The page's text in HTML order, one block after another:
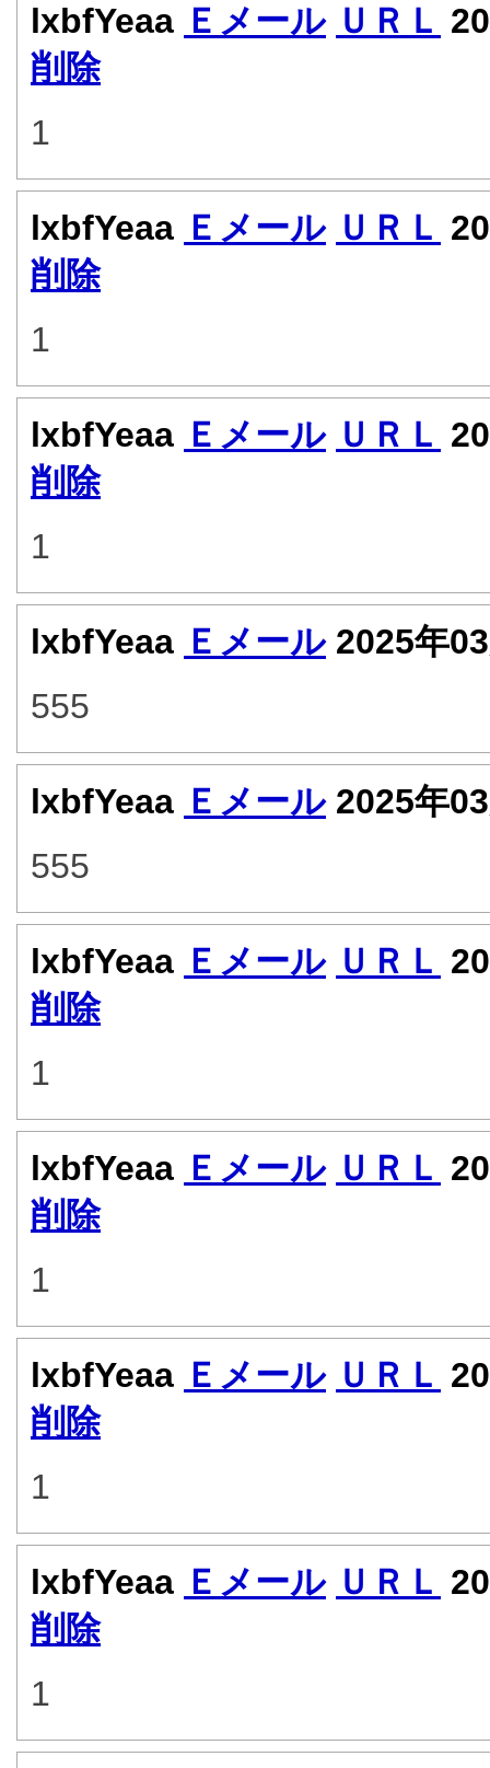
lxbfYeaa Ｅメール ＵＲＬ
削除
1
lxbfYeaa Ｅメール ＵＲＬ
削除
1
lxbfYeaa Ｅメール ＵＲＬ
削除
1
lxbfYeaa Ｅメール 2025年
555
lxbfYeaa Ｅメール 2025年
555
lxbfYeaa Ｅメール ＵＲＬ
削除
1
lxbfYeaa Ｅメール ＵＲＬ
削除
1
lxbfYeaa Ｅメール ＵＲＬ
削除
1
lxbfYeaa Ｅメール ＵＲＬ
削除
1